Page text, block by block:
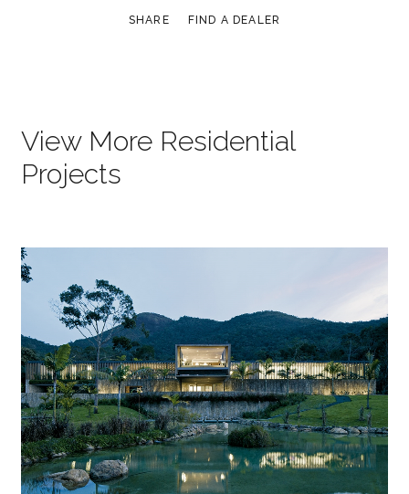
SHARE FIND A DEALER
View More Residential
Projects